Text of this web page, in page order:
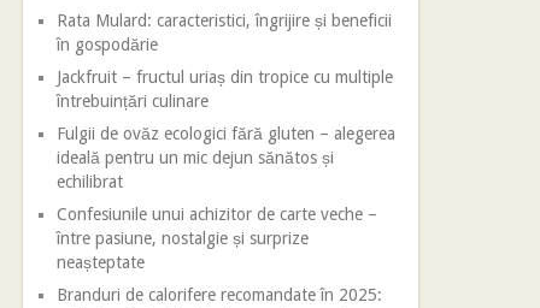
Rata Mulard: caracteristici, îngrijire și beneficii
în gospodărie
Jackfruit – fructul uriaș din tropice cu multiple
întrebuințări culinare
Fulgii de ovăz ecologici fără gluten – alegerea
ideală pentru un mic dejun sănătos și
echilibrat
Confesiunile unui achizitor de carte veche –
între pasiune, nostalgie și surprize
neașteptate
Branduri de calorifere recomandate în 2025: